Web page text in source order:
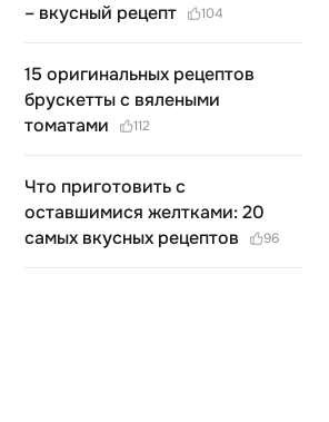
– вкусный рецепт
104
15 оригинальных рецептов
брускетты с вялеными
томатами
112
Что приготовить с
оставшимися желтками: 20
самых вкусных рецептов
96